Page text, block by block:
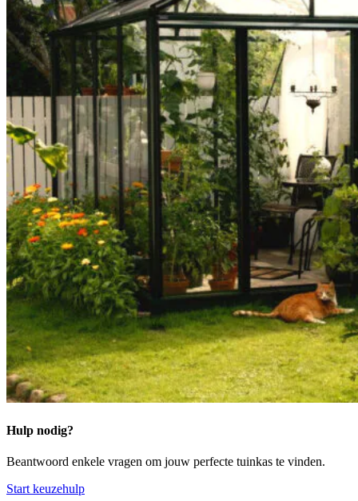
Hulp nodig?
Beantwoord enkele vragen om jouw perfecte tuinkas te vinden.
Start keuzehulp